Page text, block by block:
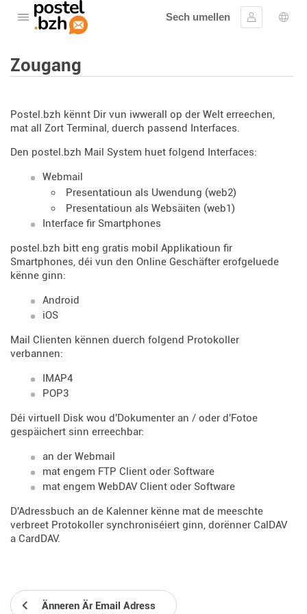
Oppen de Menü
Sech umellen
Umellen
Zougang
Postel.bzh kënnt Dir vun iwwerall op der Welt erreechen,
mat all Zort Terminal, duerch passend Interfaces.
Den postel.bzh Mail System huet folgend Interfaces:
Webmail
Presentatioun als Uwendung (web2)
Presentatioun als Websäiten (web1)
Interface fir Smartphones
postel.bzh bitt eng gratis mobil Applikatioun fir
Smartphones, déi vun den Online Geschäfter erofgeluede
kënne ginn:
Android
iOS
Mail Clienten kënnen duerch folgend Protokoller
verbannen:
IMAP4
POP3
Déi virtuell Disk wou d'Dokumenter an / oder d'Fotoe
gespäichert sinn erreechbar:
an der Webmail
mat engem FTP Client oder Software
mat engem WebDAV Client oder Software
D'Adressbuch an de Kalenner kënne mat de meeschte
verbreet Protokoller synchroniséiert ginn, dorënner CalDAV
a CardDAV.
Änneren Är Email Adress